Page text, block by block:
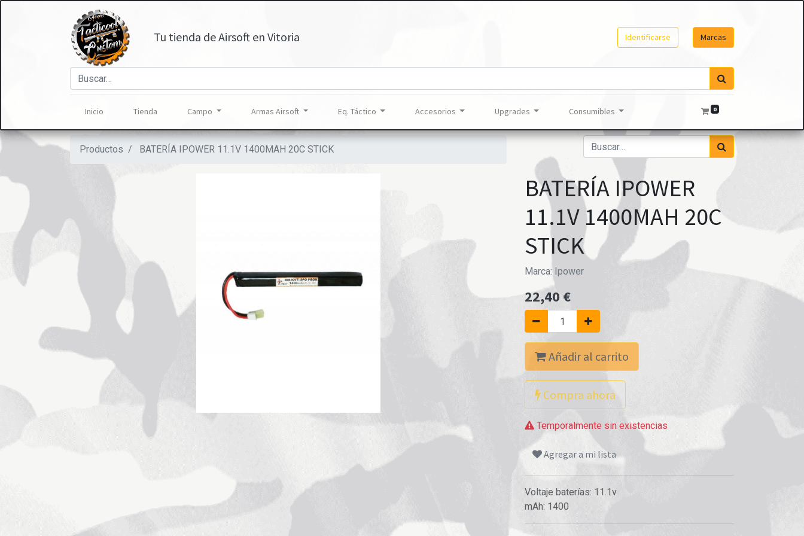
Tu tienda de Airsoft en Vitoria Identificarse Marcas
Inicio Tienda Campo Armas Airsoft Eq. Táctico Accesorios Upgrades Consumibles 0
Productos BATERÍA IPOWER 11.1V 1400MAH 20C STICK
BATERÍA IPOWER
11.1V 1400MAH 20C
STICK
Marca: Ipower
22,40 €
Añadir al carrito
Compra ahora
Temporalmente sin existencias
Agregar a mi lista
Voltaje baterías: 11.1v
mAh: 1400